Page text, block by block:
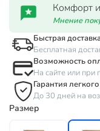
Комфорт
Мнение
Быстрая
Бесплатная
Возможность
На сайте или при
Гарантия
До 30 дней на
Размер